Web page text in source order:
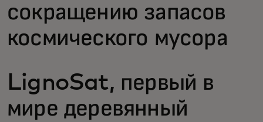
сокращению запасов
космического мусора
LignoSat, первый в
мире деревянный